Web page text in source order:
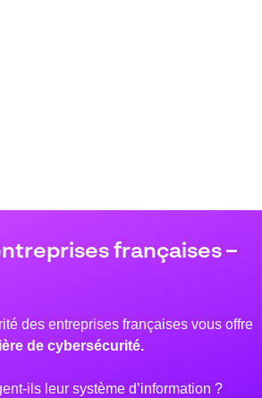
françaises –
des entreprises françaises vous offre
de cybersécurité.
ils leur système d’information ?